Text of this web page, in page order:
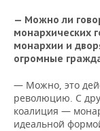
— Можно ли
монархических
монархии и
огромные
— Можно, это
революцию. С
коалиция —
идеальной